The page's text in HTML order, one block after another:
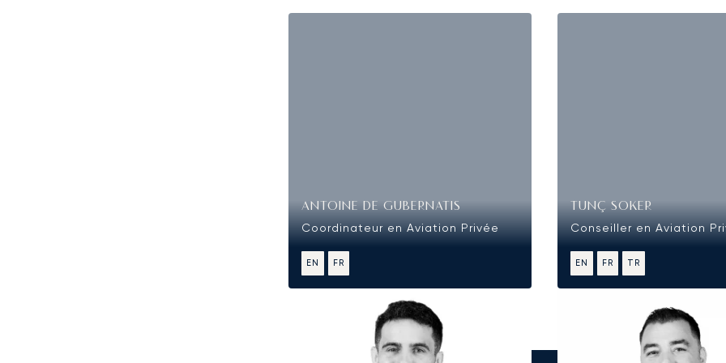
ANTOINE DE GUBERNATIS
Coordinateur en Aviation Privée
EN FR
TUNÇ SOKER
Conseiller en Aviation
EN FR TR